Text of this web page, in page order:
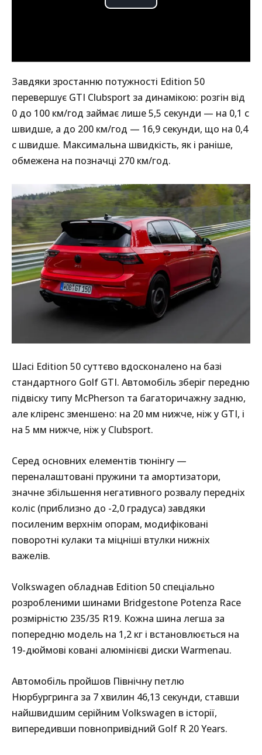
Завдяки зростанню потужності Edition 50
перевершує GTI Clubsport за динамікою: розгін від
0 до 100 км/год займає лише 5,5 секунди — на 0,1 с
швидше, а до 200 км/год — 16,9 секунди, що на 0,4
с швидше. Максимальна швидкість, як і раніше,
обмежена на позначці 270 км/год.
Шасі Edition 50 суттєво вдосконалено на базі
стандартного Golf GTI. Автомобіль зберіг передню
підвіску типу McPherson та багаторичажну задню,
але кліренс зменшено: на 20 мм нижче, ніж у GTI, і
на 5 мм нижче, ніж у Clubsport.
Серед основних елементів тюнінгу —
переналаштовані пружини та амортизатори,
значне збільшення негативного розвалу передніх
коліс (приблизно до -2,0 градуса) завдяки
посиленим верхнім опорам, модифіковані
поворотні кулаки та міцніші втулки нижніх
важелів.
Volkswagen обладнав Edition 50 спеціально
розробленими шинами Bridgestone Potenza Race
розмірністю 235/35 R19. Кожна шина легша за
попередню модель на 1,2 кг і встановлюється на
19-дюймові ковані алюмінієві диски Warmenau.
Автомобіль пройшов Північну петлю
Нюрбургринга за 7 хвилин 46,13 секунди, ставши
найшвидшим серійним Volkswagen в історії,
випередивши повнопривідний Golf R 20 Years.